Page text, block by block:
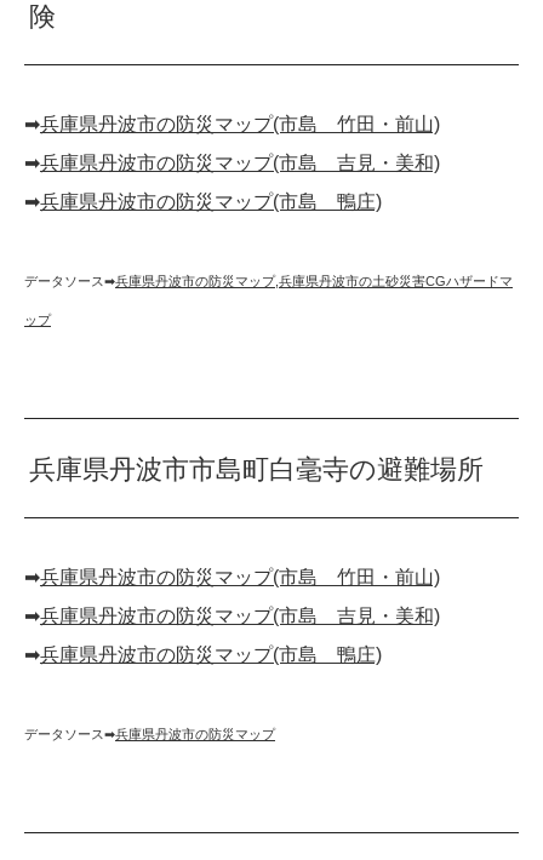
険
➡︎兵庫県丹波市の防災マップ(市島 竹田・前山)
➡︎兵庫県丹波市の防災マップ(市島 吉見・美和)
➡︎兵庫県丹波市の防災マップ(市島 鴨庄)
データソース➡︎兵庫県丹波市の防災マップ,兵庫県丹波市の土砂災害CGハザードマ
ップ
兵庫県丹波市市島町白毫寺の避難場所
➡︎兵庫県丹波市の防災マップ(市島 竹田・前山)
➡︎兵庫県丹波市の防災マップ(市島 吉見・美和)
➡︎兵庫県丹波市の防災マップ(市島 鴨庄)
データソース➡︎兵庫県丹波市の防災マップ